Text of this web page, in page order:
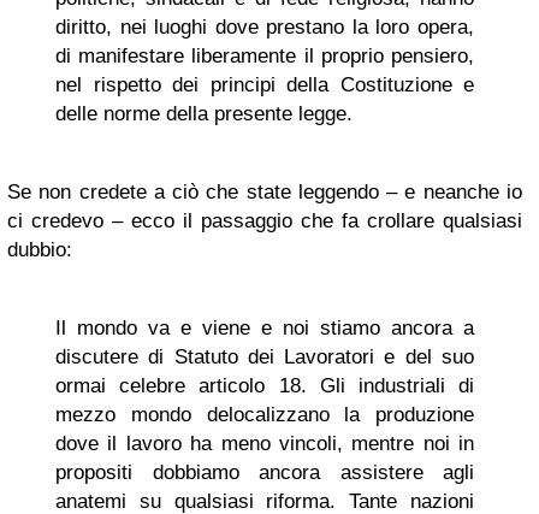
diritto, nei luoghi dove prestano la loro opera,
di manifestare liberamente il proprio pensiero,
nel rispetto dei principi della Costituzione e
delle norme della presente legge.
Se non credete a ciò che state leggendo – e neanche io
ci credevo – ecco il passaggio che fa crollare qualsiasi
dubbio:
Il mondo va e viene e noi stiamo ancora a
discutere di Statuto dei Lavoratori e del suo
ormai celebre articolo 18. Gli industriali di
mezzo mondo delocalizzano la produzione
dove il lavoro ha meno vincoli, mentre noi in
propositi dobbiamo ancora assistere agli
anatemi su qualsiasi riforma. Tante nazioni